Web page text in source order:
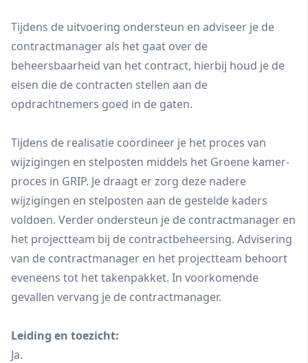
Tijdens de uitvoering ondersteun en adviseer je de
contractmanager als het gaat over de
beheersbaarheid van het contract, hierbij houd je de
eisen die de contracten stellen aan de
opdrachtnemers goed in de gaten.
Tijdens de realisatie coördineer je het proces van
wijzigingen en stelposten middels het Groene kamer-
proces in GRIP. Je draagt er zorg deze nadere
wijzigingen en stelposten aan de gestelde kaders
voldoen. Verder ondersteun je de contractmanager en
het projectteam bij de contractbeheersing. Advisering
van de contractmanager en het projectteam behoort
eveneens tot het takenpakket. In voorkomende
gevallen vervang je de contractmanager.
Leiding en toezicht:
Ja.